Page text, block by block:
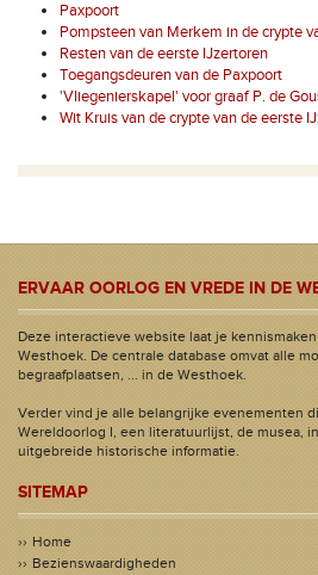
Paxpoort
Pompsteen van Merkem in de crypte
Resten van de eerste IJzertoren
Toegangsdeuren van de Paxpoort
'Vliegenierskapel' voor graaf P. de
Wit Kruis van de crypte van de eerste
ERVAAR OORLOG EN VREDE IN DE
Deze interactieve website laat je
Westhoek. De centrale database omvat alle
begraafplaatsen, ... in de Westhoek.
Verder vind je alle belangrijke evenementen
Wereldoorlog I, een literatuurlijst, de musea,
uitgebreide historische informatie.
SITEMAP
Home
Bezienswaardigheden